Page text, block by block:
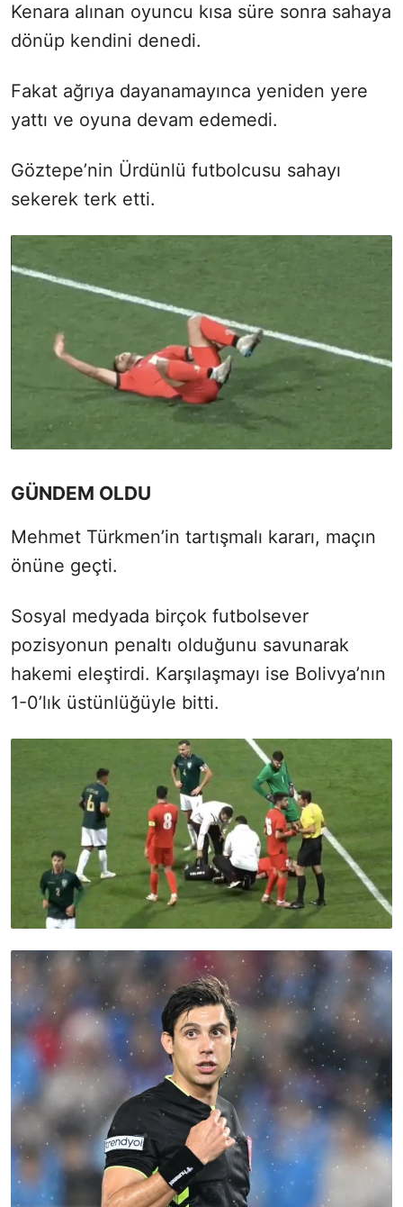
Kenara alınan oyuncu kısa süre sonra sahaya
dönüp kendini denedi.
Fakat ağrıya dayanamayınca yeniden yere
yattı ve oyuna devam edemedi.
Göztepe’nin Ürdünlü futbolcusu sahayı
sekerek terk etti.
GÜNDEM OLDU
Mehmet Türkmen’in tartışmalı kararı, maçın
önüne geçti.
Sosyal medyada birçok futbolsever
pozisyonun penaltı olduğunu savunarak
hakemi eleştirdi. Karşılaşmayı ise Bolivya’nın
1-0’lık üstünlüğüyle bitti.